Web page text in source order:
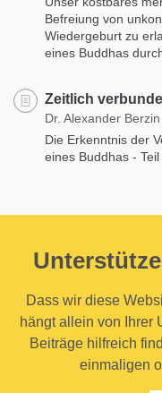
Befreiung von
Wiedergeburt zu
eines Buddhas
Zeitlich
Dr. Alexander Berzin
Die Erkenntnis der
eines Buddhas -
Dass wir diese
hängt allein von Ihrer
Beiträge hilfreich
einmaligen